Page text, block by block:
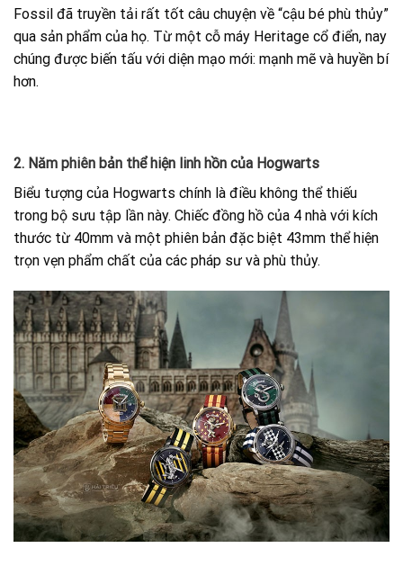
Fossil đã truyền tải rất tốt câu chuyện về “cậu bé phù thủy”
qua sản phẩm của họ. Từ một cỗ máy Heritage cổ điển, nay
chúng được biến tấu với diện mạo mới: mạnh mẽ và huyền bí
hơn.
2. Năm phiên bản thể hiện linh hồn của Hogwarts
Biểu tượng của Hogwarts chính là điều không thể thiếu
trong bộ sưu tập lần này. Chiếc đồng hồ của 4 nhà với kích
thước từ 40mm và một phiên bản đặc biệt 43mm thể hiện
trọn vẹn phẩm chất của các pháp sư và phù thủy.